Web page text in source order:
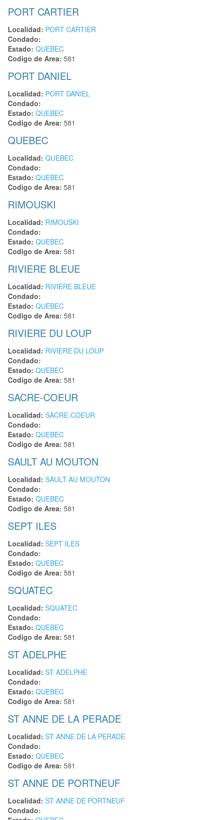
PORT CARTIER
Localidad: PORT CARTIER
Condado:
Estado: QUEBEC
Codigo de Area: 581
PORT DANIEL
Localidad: PORT DANIEL
Condado:
Estado: QUEBEC
Codigo de Area: 581
QUEBEC
Localidad: QUEBEC
Condado:
Estado: QUEBEC
Codigo de Area: 581
RIMOUSKI
Localidad: RIMOUSKI
Condado:
Estado: QUEBEC
Codigo de Area: 581
RIVIERE BLEUE
Localidad: RIVIERE BLEUE
Condado:
Estado: QUEBEC
Codigo de Area: 581
RIVIERE DU LOUP
Localidad: RIVIERE DU LOUP
Condado:
Estado: QUEBEC
Codigo de Area: 581
SACRE-COEUR
Localidad: SACRE-COEUR
Condado:
Estado: QUEBEC
Codigo de Area: 581
SAULT AU MOUTON
Localidad: SAULT AU MOUTON
Condado:
Estado: QUEBEC
Codigo de Area: 581
SEPT ILES
Localidad: SEPT ILES
Condado:
Estado: QUEBEC
Codigo de Area: 581
SQUATEC
Localidad: SQUATEC
Condado:
Estado: QUEBEC
Codigo de Area: 581
ST ADELPHE
Localidad: ST ADELPHE
Condado:
Estado: QUEBEC
Codigo de Area: 581
ST ANNE DE LA PERADE
Localidad: ST ANNE DE LA PERADE
Condado:
Estado: QUEBEC
Codigo de Area: 581
ST ANNE DE PORTNEUF
Localidad: ST ANNE DE PORTNEUF
Condado: